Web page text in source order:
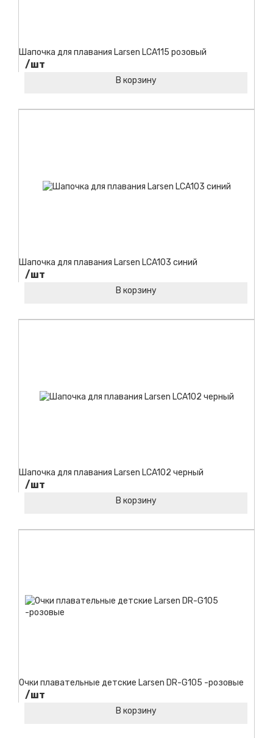
Шапочка для плавания Larsen LCA115 розовый
/шт
В корзину
Шапочка для плавания Larsen LCA103 синий
/шт
В корзину
Шапочка для плавания Larsen LCA102 черный
/шт
В корзину
Очки плавательные детские Larsen DR-G105 -розовые
/шт
В корзину